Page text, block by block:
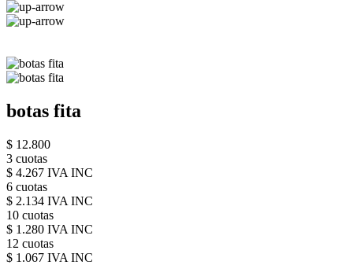
botas fita
$ 12.800
3 cuotas
$ 4.267 IVA INC
6 cuotas
$ 2.134 IVA INC
10 cuotas
$ 1.280 IVA INC
12 cuotas
$ 1.067 IVA INC